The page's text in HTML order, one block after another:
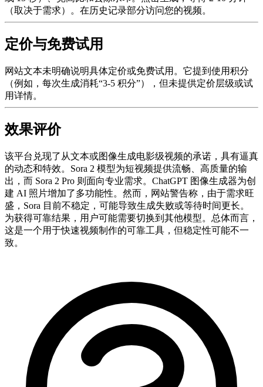
（取决于需求）。在历史记录部分访问您的视频。
定价与免费试用
网站文本未明确说明具体定价或免费试用。它提到使用积分
（例如，每次生成消耗“3-5 积分”），但未提供定价层级或试
用详情。
效果评价
该平台兑现了从文本或图像生成电影级视频的承诺，具有逼真
的动态和特效。Sora 2 模型为短视频提供流畅、高质量的输
出，而 Sora 2 Pro 则面向专业需求。ChatGPT 图像生成器为创
建 AI 照片增加了多功能性。然而，网站警告称，由于需求旺
盛，Sora 目前不稳定，可能导致生成失败或等待时间更长。
为获得可靠结果，用户可能需要切换到其他模型。总体而言，
这是一个用于快速视频制作的可靠工具，但稳定性可能不一
致。